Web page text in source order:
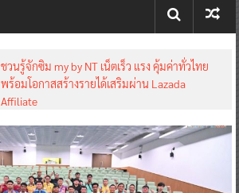
ชวนรู้จักซิม my by NT เน็ตเร็ว แรง คุ้มค่าทั่วไทย
พร้อมโอกาสสร้างรายได้เสริมผ่าน Lazada
Affiliate